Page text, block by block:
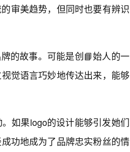
审美趋势，但同时也要有辨识
的故事。可能是创📘始人的一
觉语言巧妙地传达出来，能够
如果logo的设计能够引发她们
功地成为了品牌忠实粉丝的情